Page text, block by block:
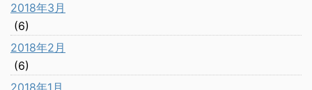
2018年3月
(6)
2018年2月
(6)
2018年1月